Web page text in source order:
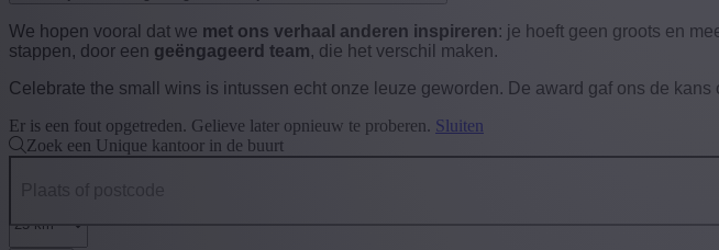
We hopen vooral dat we met ons verhaal anderen inspireren: je hoeft geen groots en
stappen, door een geëngageerd team, die het verschil maken.
Celebrate the small wins is intussen echt onze leuze geworden. De award gaf ons de
Er is een fout opgetreden. Gelieve later opnieuw te proberen. Sluiten
Zoek een Unique kantoor in de buurt